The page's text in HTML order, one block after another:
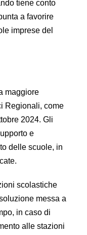
tiene conto
a favorire
imprese del
maggiore
Regionali, come
2024. Gli
e
delle scuole, in
scolastiche
messa a
in caso di
alle stazioni